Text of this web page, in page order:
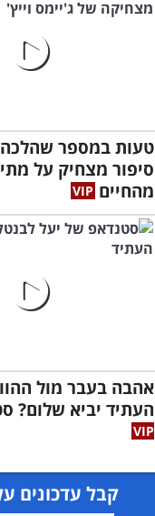
טעות במספר
סיפור מצחיק על
מהחיים
אהבה בעבר מול
העתיד יביא שלום?
קבל עדכונים